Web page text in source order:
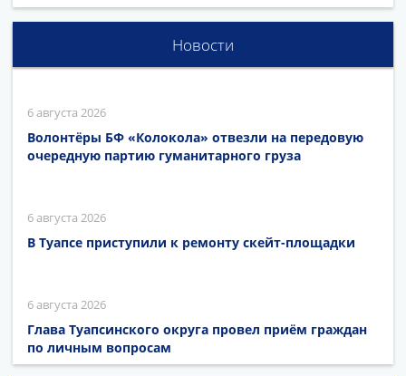
Новости
6 августа 2026
Волонтёры БФ «Колокола» отвезли на передовую
очередную партию гуманитарного груза
6 августа 2026
В Туапсе приступили к ремонту скейт-площадки
6 августа 2026
Глава Туапсинского округа провел приём граждан
по личным вопросам